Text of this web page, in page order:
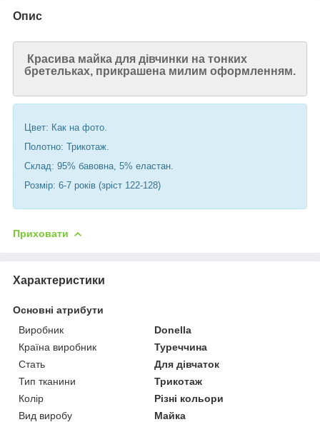
Опис
Красива майка для дівчинки на тонких
бретельках, прикрашена милим оформленням.
Цвет: Как на фото.
Полотно: Трикотаж.
Склад: 95% бавовна, 5% еластан.
Розмір: 6-7 років (зріст 122-128)
Приховати
Характеристики
Основні атрибути
Виробник
Donella
Країна виробник
Туреччина
Стать
Для дівчаток
Тип тканини
Трикотаж
Колір
Різні кольори
Вид виробу
Майка